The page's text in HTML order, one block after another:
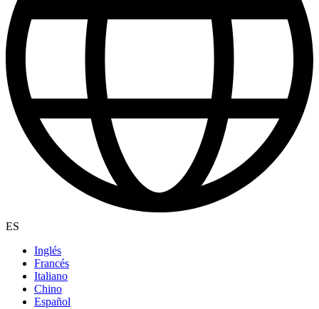
ES
Inglés
Francés
Italiano
Chino
Español